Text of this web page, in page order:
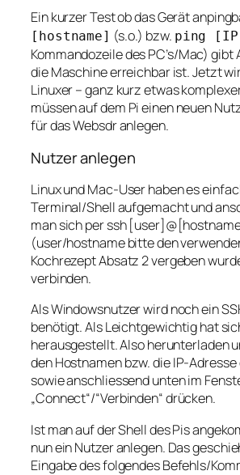
Ein kurzer Test ob das Gerät
[hostname] (s.o.) bzw. ping
Kommandozeile des PC’s/Mac) gibt
die Maschine erreichbar ist. Jetzt
Linuxer – ganz kurz etwas
müssen auf dem Pi einen neuen
für das Websdr anlegen.
Nutzer anlegen
Linux und Mac-User haben es
Terminal/Shell aufgemacht und
man sich per ssh
(user/hostname bitte den
Kochrezept Absatz 2 vergeben
verbinden.
Als Windowsnutzer wird noch ein
benötigt. Als Leichtgewichtig hat
herausgestellt. Also herunterladen
den Hostnamen bzw. die IP-
sowie anschliessend unten im
„Connect“/“Verbinden“ drücken.
Ist man auf der Shell des Pis
nun ein Nutzer anlegen. Das
Eingabe des folgendes Befehls/